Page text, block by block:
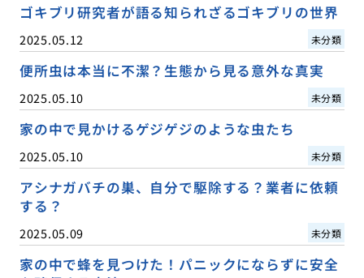
ゴキブリ研究者が語る知られざるゴキブリの世界
2025.05.12 未分類
便所虫は本当に不潔？生態から見る意外な真実
2025.05.10 未分類
家の中で見かけるゲジゲジのような虫たち
2025.05.10 未分類
アシナガバチの巣、自分で駆除する？業者に依頼
する？
2025.05.09 未分類
家の中で蜂を見つけた！パニックにならずに安全